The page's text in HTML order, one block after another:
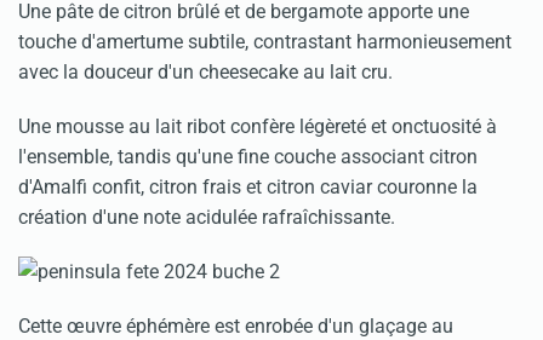
Une pâte de citron brûlé et de bergamote apporte une
touche d'amertume subtile, contrastant harmonieusement
avec la douceur d'un cheesecake au lait cru.
Une mousse au lait ribot confère légèreté et onctuosité à
l'ensemble, tandis qu'une fine couche associant citron
d'Amalfi confit, citron frais et citron caviar couronne la
création d'une note acidulée rafraîchissante.
Cette œuvre éphémère est enrobée d'un glaçage au